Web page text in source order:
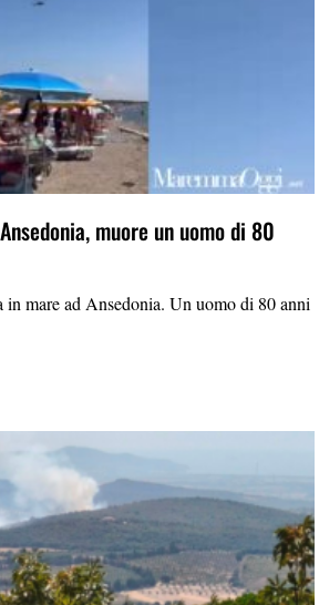
muore un uomo di 80
mare ad Ansedonia. Un uomo di 80 anni